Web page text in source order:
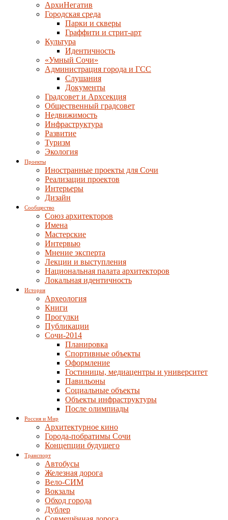
АрхиНегатив
Городская среда
Парки и скверы
Граффити и стрит-арт
Культура
Идентичность
«Умный Сочи»
Администрация города и ГСС
Слушания
Документы
Градсовет и Архсекция
Общественный градсовет
Недвижимость
Инфраструктура
Развитие
Туризм
Экология
Проекты
Иностранные проекты для Сочи
Реализации проектов
Интерьеры
Дизайн
Сообщество
Союз архитекторов
Имена
Мастерские
Интервью
Мнение эксперта
Лекции и выступления
Национальная палата архитекторов
Локальная идентичность
История
Археология
Книги
Прогулки
Публикации
Сочи-2014
Планировка
Спортивные объекты
Оформление
Гостиницы, медиацентры и университет
Павильоны
Социальные объекты
Объекты инфраструктуры
После олимпиады
Россия и Мир
Архитектурное кино
Города-побратимы Сочи
Концепции будущего
Транспорт
Автобусы
Железная дорога
Вело-СИМ
Вокзалы
Обход города
Дублер